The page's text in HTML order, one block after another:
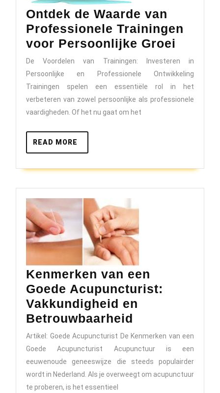
Ontdek de Waarde van
Professionele Trainingen
voor Persoonlijke Groei
de
van
De Voordelen van Trainingen: Investeren in
Persoonlijke en Professionele Ontwikkeling
Trainingen spelen een essentiële rol in het
verbeteren van zowel persoonlijke als professionele
vaardigheden. Of het nu gaat om het
READ MORE
MORE
Kenmerken van een
Goede Acupuncturist:
Vakkundigheid en
Betrouwbaarheid
van
een
Goede
Artikel: Goede Acupuncturist De Kenmerken van een
Goede Acupuncturist Acupunctuur is een
eeuwenoude geneeswijze die steeds populairder
wordt in Nederland. Als je overweegt om acupunctuur
te proberen, is het essentieel